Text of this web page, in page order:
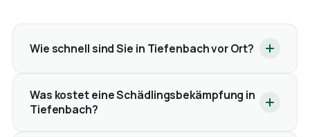
Wie schnell sind Sie in Tiefenbach vor Ort?
Was kostet eine Schädlingsbekämpfung in
Tiefenbach?